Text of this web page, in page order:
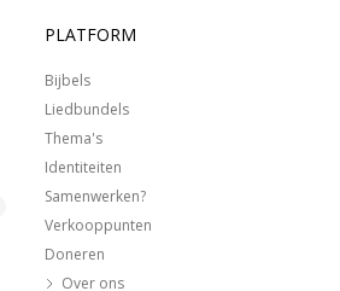
PLATFORM
Bijbels
Liedbundels
Thema's
Identiteiten
Samenwerken?
Verkooppunten
Doneren
Over ons